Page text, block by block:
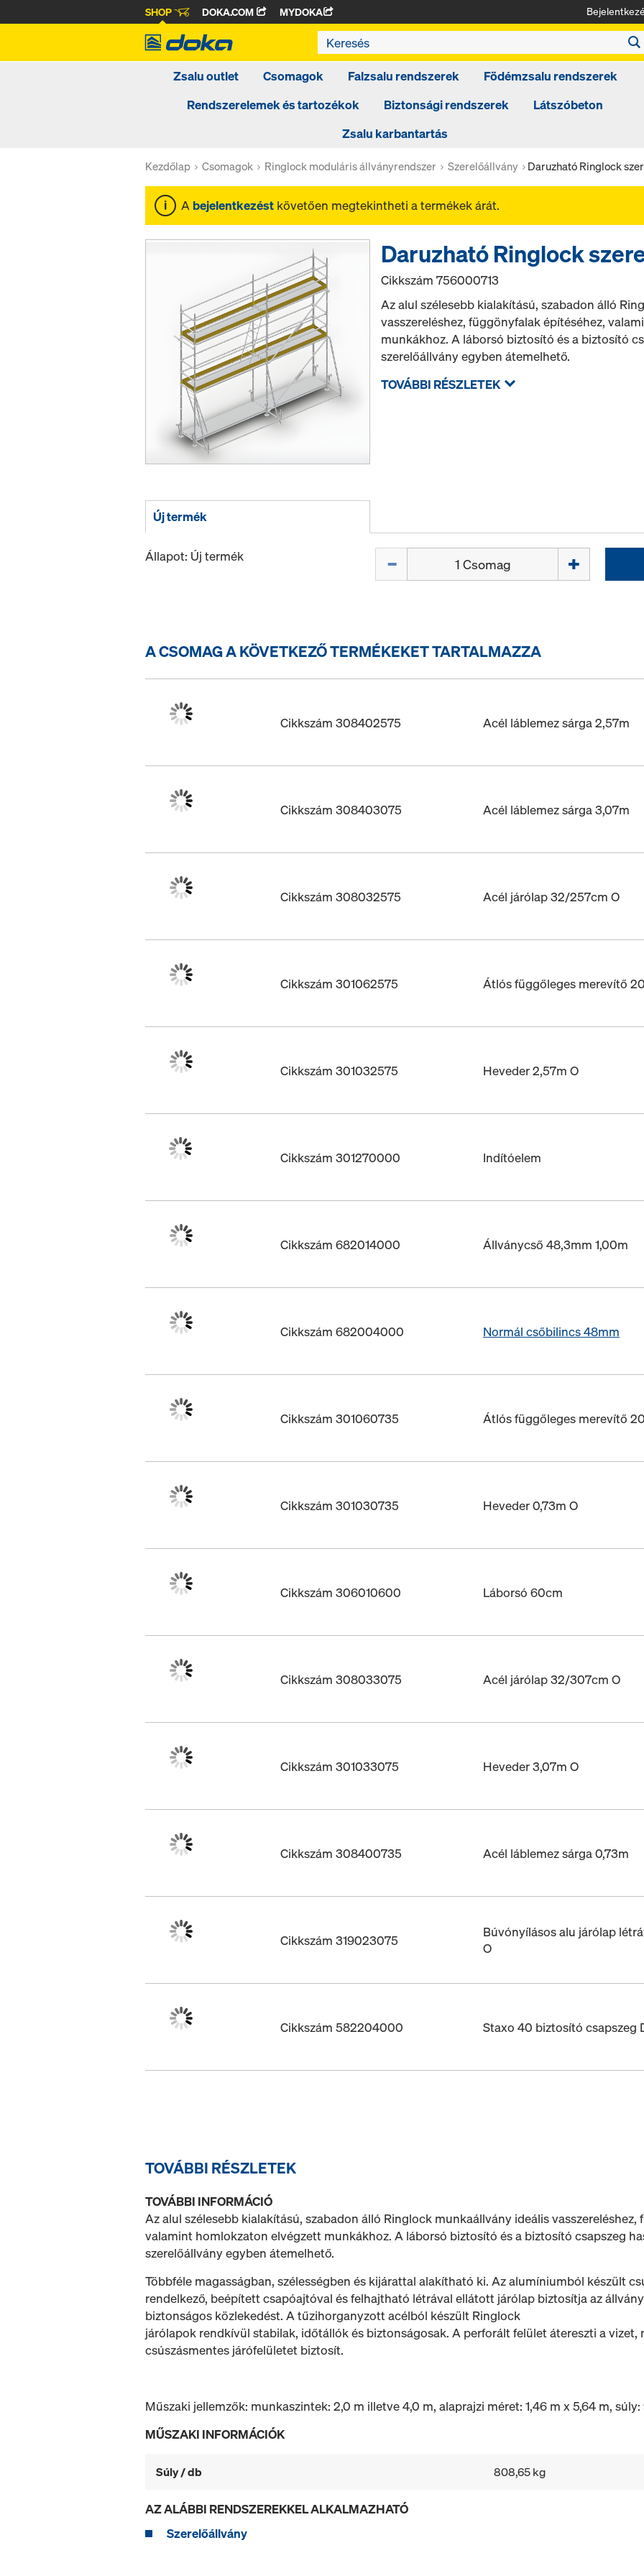
SHOP DOKA.COM MYDOKA
Zsalu outlet Csomagok Falzsalu rendszerek
Födémzsalu rendszerek
Rendszerelemek és tartozékok
Biztonsági rendszerek
Látszóbeton
Zsalu karbantartás
Kezdőlap Csomagok Ringlock moduláris állványrendszer Szerelőállvány Daruzható Ringlock
A bejelentkezést követően megtekintheti a termékek árát.
Daruzható Ringlock
Cikkszám756000713
Az alul szélesebb kialakítású, szabadon álló
vasszereléshez, függönyfalak építéséhez,
munkákhoz. A láborsó biztosító és a biztosító
szerelőállvány egyben átemelhető.
TOVÁBBI RÉSZLETEK
Új termék
Állapot: Új termék
A CSOMAG A KÖVETKEZŐ TERMÉKEKET TARTALMAZZA
Cikkszám 308402575 Acél láblemez sárga 2,57m
Cikkszám 308403075 Acél láblemez sárga 3,07m
Cikkszám 308032575 Acél járólap 32/257cm O
Cikkszám 301062575 Átlós függőleges merevítő
Cikkszám 301032575 Heveder 2,57m O
Cikkszám 301270000 Indítóelem
Cikkszám 682014000 Állványcső 48,3mm 1,00m
Cikkszám 682004000 Normál csőbilincs 48mm
Cikkszám 301060735 Átlós függőleges merevítő
Cikkszám 301030735 Heveder 0,73m O
Cikkszám 306010600 Láborsó 60cm
Cikkszám 308033075 Acél járólap 32/307cm O
Cikkszám 301033075 Heveder 3,07m O
Cikkszám 308400735 Acél láblemez sárga 0,73m
Cikkszám 319023075
Búvónyílásos alu járólap
O
Cikkszám 582204000 Staxo 40 biztosító csapszeg
TOVÁBBI RÉSZLETEK
TOVÁBBI INFORMÁCIÓ
Az alul szélesebb kialakítású, szabadon álló Ringlock munkaállvány ideális vasszereléshez,
valamint homlokzaton elvégzett munkákhoz. A láborsó biztosító és a biztosító csapszeg
szerelőállvány egyben átemelhető.
Többféle magasságban, szélességben és kijárattal alakítható ki. Az alumíniumból készült
rendelkező, beépített csapóajtóval és felhajtható létrával ellátott járólap biztosítja az
biztonságos közlekedést. A tűzihorganyzott acélból készült Ringlock
járólapok rendkívül stabilak, időtállók és biztonságosak. A perforált felület átereszti a vizet,
csúszásmentes járófelületet biztosít.
Műszaki jellemzők: munkaszintek: 2,0 m illetve 4,0 m, alaprajzi méret: 1,46 m x 5,64 m,
MŰSZAKI INFORMÁCIÓK
Súly / db 808,65 kg
AZ ALÁBBI RENDSZEREKKEL ALKALMAZHATÓ
Szerelőállvány